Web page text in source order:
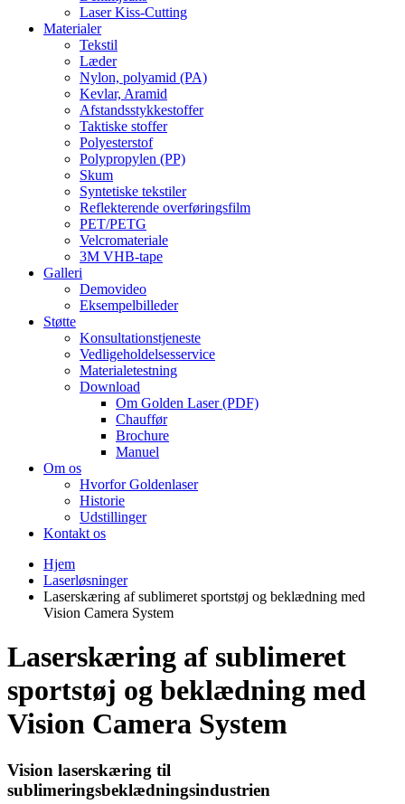
Laser Kiss-Cutting
Materialer
Tekstil
Læder
Nylon, polyamid (PA)
Kevlar, Aramid
Afstandsstykkestoffer
Taktiske stoffer
Polyesterstof
Polypropylen (PP)
Skum
Syntetiske tekstiler
Reflekterende overføringsfilm
PET/PETG
Velcromateriale
3M VHB-tape
Galleri
Demovideo
Eksempelbilleder
Støtte
Konsultationstjeneste
Vedligeholdelsesservice
Materialetestning
Download
Om Golden Laser (PDF)
Chauffør
Brochure
Manuel
Om os
Hvorfor Goldenlaser
Historie
Udstillinger
Kontakt os
Hjem
Laserløsninger
Laserskæring af sublimeret sportstøj og beklædning med
Vision Camera System
Laserskæring af sublimeret
sportstøj og beklædning med
Vision Camera System
Vision laserskæring til
sublimeringsbeklædningsindustrien